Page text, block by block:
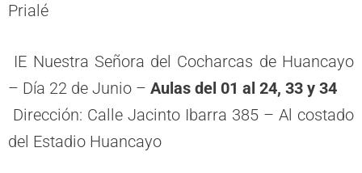
Prialé
IE Nuestra Señora del Cocharcas de Huancayo
– Día 22 de Junio – Aulas del 01 al 24, 33 y 34
Dirección: Calle Jacinto Ibarra 385 – Al costado
del Estadio Huancayo